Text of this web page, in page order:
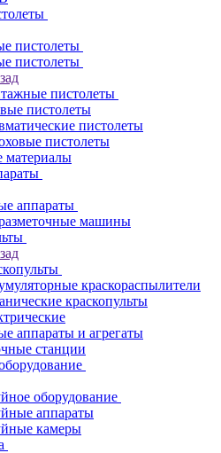
пистолеты
пистолеты
пистолеты
пистолеты
пистолеты
пистолеты
материалы
аппараты
машины
краскораспылители
краскопульты
аппараты и агрегаты
станции
оборудование
аппараты
камеры